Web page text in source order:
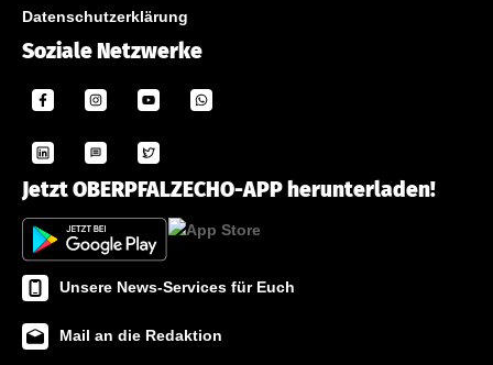
Datenschutzerklärung
Soziale Netzwerke
Jetzt OBERPFALZECHO-APP herunterladen!
Unsere News-Services für Euch
Mail an die Redaktion